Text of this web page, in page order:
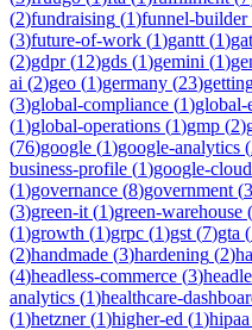
(2)fundraising (1)funnel-builder
(3)future-of-work (1)gantt (1)
(2)gdpr(12)gds (1)gemini (1)
ai (2)geo (1)germany (23)
(3)global-compliance (1)global-
(1)global-operations (1)gmp (2)
(76)google (1)google-analytics (
business-profile (1)google-cloud
(1)governance (8)government (3
(3)green-it (1)green-warehouse (
(1)growth (1)grpc (1)gst (7)gta (
(2)handmade (3)hardening (2)
(4)headless-commerce (3)
analytics (1)healthcare-
(1)hetzner(1)higher-ed (1)hipaa